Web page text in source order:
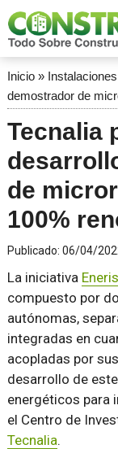
Inicio» Instalaciones
demostrador de
Tecnalia
de
100%
Publicado: 06/04/
La iniciativa
compuesto por
autónomas,
integradas en
acopladas por
desarrollo de
energéticos para
el Centro de
Tecnalia.